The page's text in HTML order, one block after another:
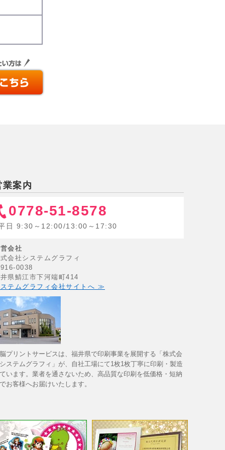
業案内
0778-51-8578
日 9:30～12:00/13:00～17:30
会社
会社システムグラフィ
0038
県鯖江市下河端町414
テムグラフィ会社サイトへ ≫
プリントサービスは、福井県で印刷事業を展開する「株式会
ステムグラフィ」が、自社工場にて1枚1枚丁寧に印刷・製造
います。業者を通さないため、高品質な印刷を低価格・短納
お客様へお届けいたします。